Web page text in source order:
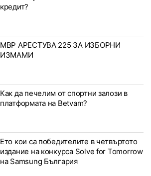
кредит?
МВР АРЕСТУВА 225 ЗА ИЗБОРНИ
ИЗМАМИ
Как да печелим от спортни залози в
платформата на Betvam?
Ето кои са победителите в четвъртото
издание на конкурса Solve for Tomorrow
на Samsung България